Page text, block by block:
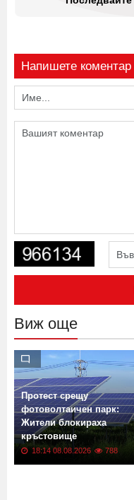
Напишете коментар
Виж още
Протест срещу
фотоволтаичен парк:
Жители блокираха
кръстовище
18:14 08.08.2026 788